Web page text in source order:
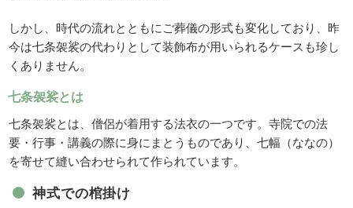
しかし、時代の流れとともにご葬儀の形式も変化しており、昨
今は七条袈裟の代わりとして装飾布が用いられるケースも珍し
くありません。
七条袈裟とは
七条袈裟とは、僧侶が着用する法衣の一つです。寺院での法
要・行事・講義の際に身にまとうものであり、七幅（ななの）
を寄せて縫い合わせられて作られています。
神式での棺掛け